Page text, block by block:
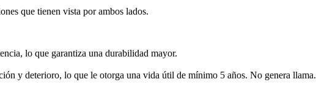
que tienen vista por ambos lados.
lo que garantiza una durabilidad mayor.
y deterioro, lo que le otorga una vida útil de mínimo 5 años. No genera llama.